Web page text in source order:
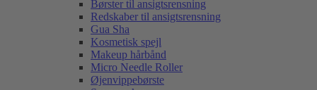
Børster til ansigtsrensning
Redskaber til ansigtsrensning
Gua Sha
Kosmetisk spejl
Makeup hårbånd
Micro Needle Roller
Øjenvippebørste